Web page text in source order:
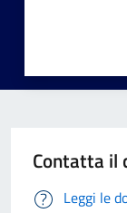
Contatta il
Leggi le